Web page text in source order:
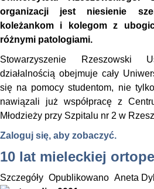
organizacji jest niesienie
koleżankom i kolegom z
różnymi patologiami.
Stowarzyszenie Rzeszowski
działalnością obejmuje cały
się na pomocy studentom, nie
nawiązali już współpracę z
Młodzieży przy Szpitalu nr 2 w
Zaloguj się, aby zobaczyć.
10 lat mieleckiej
Szczegóły Opublikowano Aneta